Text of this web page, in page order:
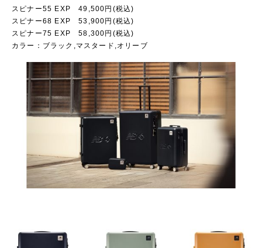
スピナー55 EXP 49,500円(税込)
スピナー68 EXP 53,900円(税込)
スピナー75 EXP 58,300円(税込)
カラー：ブラック,マスタード,オリーブ